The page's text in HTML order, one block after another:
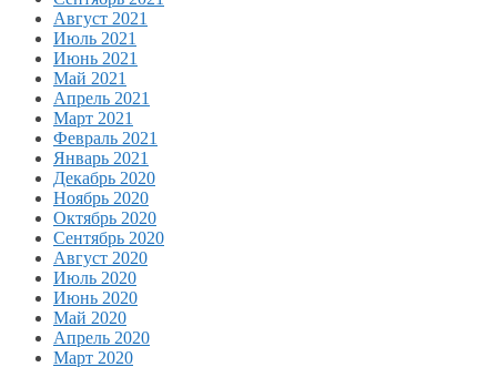
Август 2021
Июль 2021
Июнь 2021
Май 2021
Апрель 2021
Март 2021
Февраль 2021
Январь 2021
Декабрь 2020
Ноябрь 2020
Октябрь 2020
Сентябрь 2020
Август 2020
Июль 2020
Июнь 2020
Май 2020
Апрель 2020
Март 2020